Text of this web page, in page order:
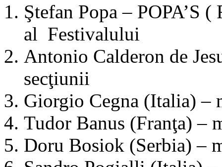
Ştefan Popa – POPA’S
al Festivalului
Antonio Calderon de
secţiunii
Giorgio Cegna (Italia) –
Tudor Banus (Franţa) –
Doru Bosiok (Serbia) –